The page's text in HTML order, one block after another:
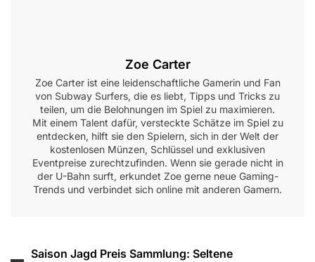
Zoe Carter
Zoe Carter ist eine leidenschaftliche Gamerin und Fan
von Subway Surfers, die es liebt, Tipps und Tricks zu
teilen, um die Belohnungen im Spiel zu maximieren.
Mit einem Talent dafür, versteckte Schätze im Spiel zu
entdecken, hilft sie den Spielern, sich in der Welt der
kostenlosen Münzen, Schlüssel und exklusiven
Eventpreise zurechtzufinden. Wenn sie gerade nicht in
der U-Bahn surft, erkundet Zoe gerne neue Gaming-
Trends und verbindet sich online mit anderen Gamern.
PostSaison Jagd Preis Sammlung: Seltene